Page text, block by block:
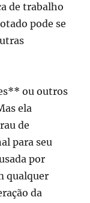
de trabalho
pode se
ou outros
ela
de
para seu
por
qualquer
da